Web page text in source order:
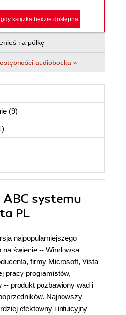
książka będzie dostępna
na półkę
audiobooka »
(9)
ABC systemu
PL
najpopularniejszego
świecie -- Windowsa.
firmy Microsoft, Vista
pracy programistów,
-- produkt pozbawiony wad i
Najnowszy
efektowny i intuicyjny